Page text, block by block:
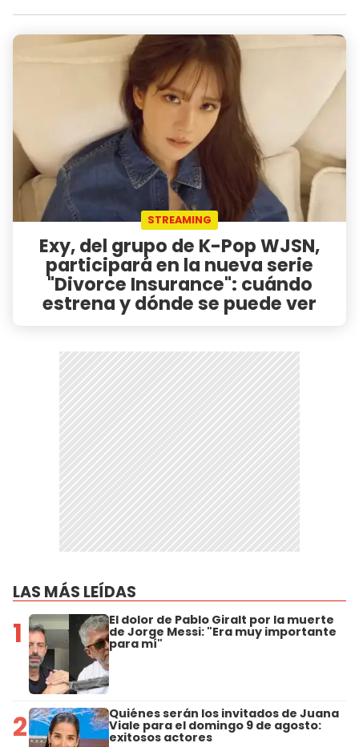
STREAMING
Exy, del grupo de K-Pop WJSN,
participará en la nueva serie
"Divorce Insurance": cuándo
estrena y dónde se puede ver
LAS MÁS LEÍDAS
1 El dolor de Pablo Giralt por la muerte
de Jorge Messi: "Era muy importante
para mí"
2 Quiénes serán los invitados de Juana
Viale para el domingo 9 de agosto:
exitosos actores